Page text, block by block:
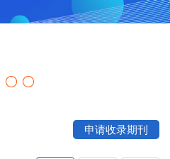
申请收录期刊